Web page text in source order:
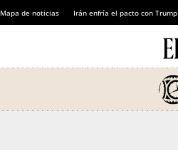
Mapa de noticias Irán enfría el pacto con Trump